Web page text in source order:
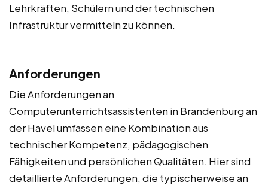
Lehrkräften, Schülern und der technischen
Infrastruktur vermitteln zu können.
Anforderungen
Die Anforderungen an
Computerunterrichtsassistenten in Brandenburg an
der Havel umfassen eine Kombination aus
technischer Kompetenz, pädagogischen
Fähigkeiten und persönlichen Qualitäten. Hier sind
detaillierte Anforderungen, die typischerweise an